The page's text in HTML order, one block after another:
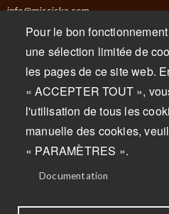
info@missiska.com
Mercredi : 9 h à 17 h
Pour le bon
une sélection limitée de
les pages de ce site web.
« ACCEPTER TOUT »,
l'utilisation de tous les
manuelle des cookies,
« PARAMÈTRES ».
Documentation